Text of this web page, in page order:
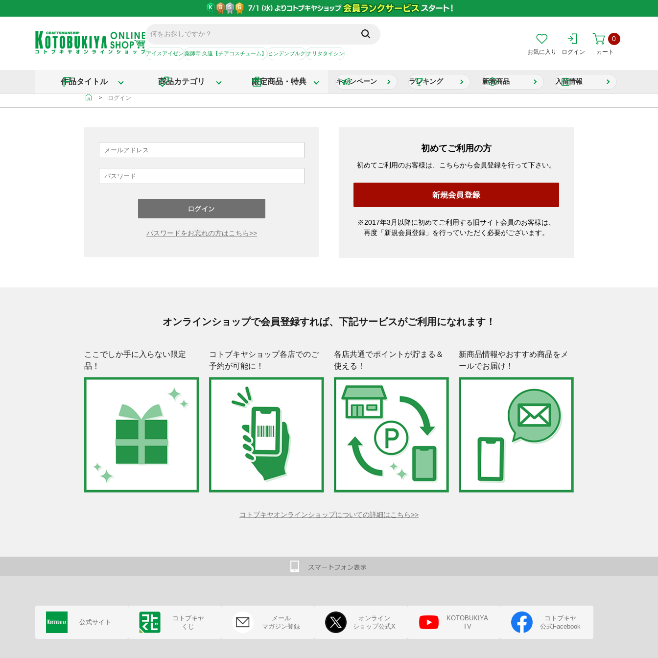
アイスアイゼン薬師寺 久遠【チアコスチューム】ヒンデンブルクナリタタイシン お気に入り ログイン カート
0
作品タイトル 商品カテゴリ 限定商品・特典 キャンペーン ランキング 新着商品 入荷情報
＞ ログイン
パスワードをお忘れの方はこちら>>
初めてご利用の方
初めてご利用のお客様は、こちらから会員登録を行って下さい。
※2017年3月以降に初めてご利用する旧サイト会員のお客様は、
再度「新規会員登録」を行っていただく必要がございます。
オンラインショップで会員登録すれば、下記サービスがご利用になれます！
ここでしか手に入らない限定
品！
コトブキヤショップ各店でのご
予約が可能に！
各店共通でポイントが貯まる＆
使える！
新商品情報やおすすめ商品をメ
ールでお届け！
コトブキヤオンラインショップについての詳細はこちら>>
公式サイト
コトブキヤ
くじ
メール
マガジン登録
オンライン
ショップ公式X
KOTOBUKIYA
TV
コトブキヤ
公式Facebook